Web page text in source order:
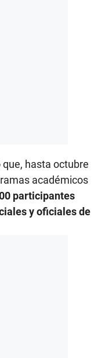
que, hasta octubre
académicos
participantes
y oficiales de